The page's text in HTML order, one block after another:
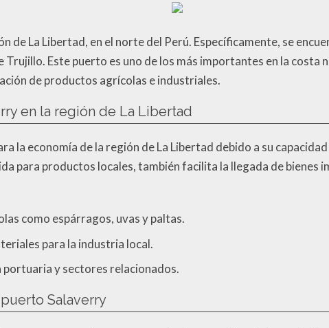
de La Libertad, en el norte del Perú. Específicamente, se
Este puerto es uno de los más importantes en la costa
de productos agrícolas e industriales.
en la región de La Libertad
la economía de la región de La Libertad debido a su
para productos locales, también facilita la llegada de bienes
como espárragos, uvas y paltas.
para la industria local.
portuaria y sectores relacionados.
Salaverry